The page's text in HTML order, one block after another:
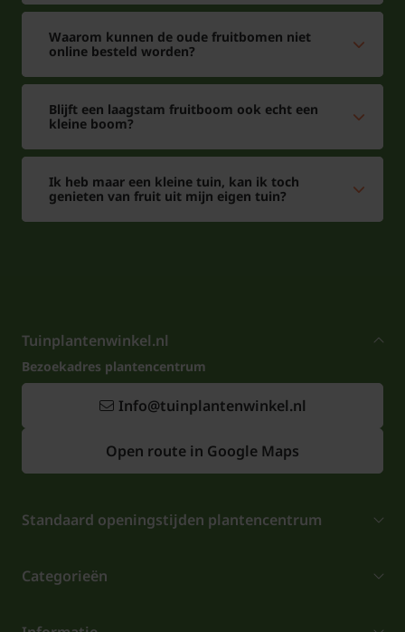
Waarom kunnen de oude fruitbomen niet
online besteld worden?
Blijft een laagstam fruitboom ook echt een
kleine boom?
Ik heb maar een kleine tuin, kan ik toch
genieten van fruit uit mijn eigen tuin?
Tuinplantenwinkel.nl
Bezoekadres plantencentrum
Info@tuinplantenwinkel.nl
Open route in Google Maps
Standaard openingstijden plantencentrum
Categorieën